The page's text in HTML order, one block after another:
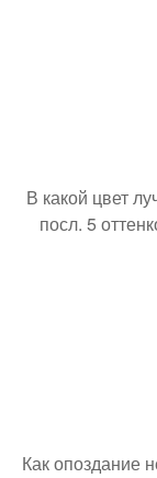
В какой цвет
посл. 5
Как опоздание